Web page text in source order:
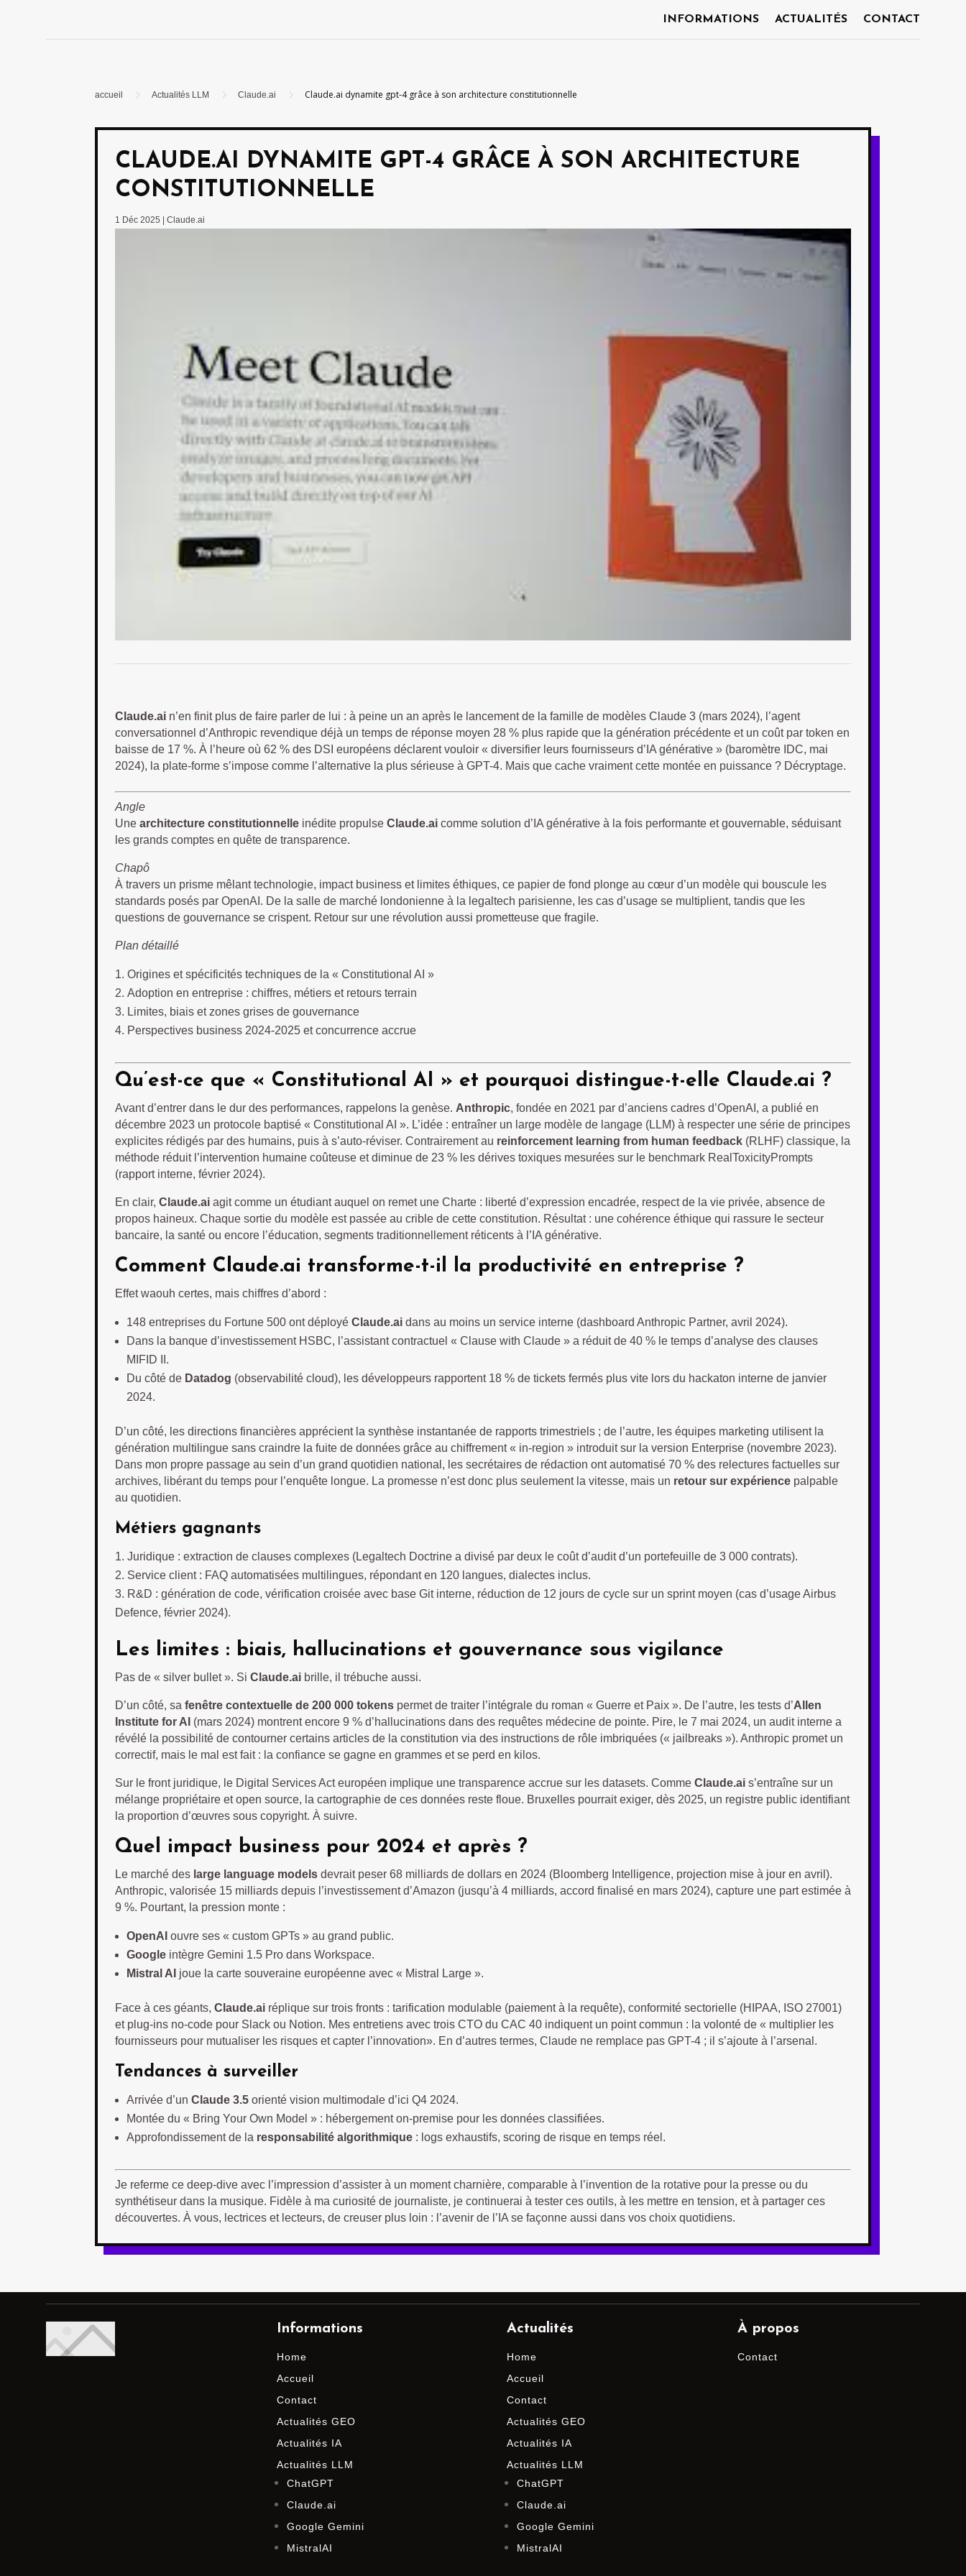
INFORMATIONS ACTUALITÉS CONTACT
accueil 5 Actualités LLM 5 Claude.ai 5 Claude.ai dynamite gpt-4 grâce à son architecture constitutionnelle
CLAUDE.AI DYNAMITE GPT-4 GRÂCE À SON ARCHITECTURE
CONSTITUTIONNELLE
1 Déc 2025 Claude.ai
Claude.ai n’en finit plus de faire parler de lui : à peine un an après le lancement de la famille de modèles Claude 3 (mars 2024), l’agent
conversationnel d’Anthropic revendique déjà un temps de réponse moyen 28 % plus rapide que la génération précédente et un coût par token en
baisse de 17 %. À l’heure où 62 % des DSI européens déclarent vouloir « diversifier leurs fournisseurs d’IA générative » (baromètre IDC, mai
2024), la plate-forme s’impose comme l’alternative la plus sérieuse à GPT-4. Mais que cache vraiment cette montée en puissance ? Décryptage.
Angle
Une architecture constitutionnelle inédite propulse Claude.ai comme solution d’IA générative à la fois performante et gouvernable, séduisant
les grands comptes en quête de transparence.
Chapô
À travers un prisme mêlant technologie, impact business et limites éthiques, ce papier de fond plonge au cœur d’un modèle qui bouscule les
standards posés par OpenAI. De la salle de marché londonienne à la legaltech parisienne, les cas d’usage se multiplient, tandis que les
questions de gouvernance se crispent. Retour sur une révolution aussi prometteuse que fragile.
Plan détaillé
Origines et spécificités techniques de la « Constitutional AI »
Adoption en entreprise : chiffres, métiers et retours terrain
Limites, biais et zones grises de gouvernance
Perspectives business 2024-2025 et concurrence accrue
Qu’est-ce que « Constitutional AI » et pourquoi distingue-t-elle Claude.ai ?
Avant d’entrer dans le dur des performances, rappelons la genèse. Anthropic, fondée en 2021 par d’anciens cadres d’OpenAI, a publié en
décembre 2023 un protocole baptisé « Constitutional AI ». L’idée : entraîner un large modèle de langage (LLM) à respecter une série de principes
explicites rédigés par des humains, puis à s’auto-réviser. Contrairement au reinforcement learning from human feedback (RLHF) classique, la
méthode réduit l’intervention humaine coûteuse et diminue de 23 % les dérives toxiques mesurées sur le benchmark RealToxicityPrompts
(rapport interne, février 2024).
En clair, Claude.ai agit comme un étudiant auquel on remet une Charte : liberté d’expression encadrée, respect de la vie privée, absence de
propos haineux. Chaque sortie du modèle est passée au crible de cette constitution. Résultat : une cohérence éthique qui rassure le secteur
bancaire, la santé ou encore l’éducation, segments traditionnellement réticents à l’IA générative.
Comment Claude.ai transforme-t-il la productivité en entreprise ?
Effet waouh certes, mais chiffres d’abord :
148 entreprises du Fortune 500 ont déployé Claude.ai dans au moins un service interne (dashboard Anthropic Partner, avril 2024).
Dans la banque d’investissement HSBC, l’assistant contractuel « Clause with Claude » a réduit de 40 % le temps d’analyse des clauses
MIFID II.
Du côté de Datadog (observabilité cloud), les développeurs rapportent 18 % de tickets fermés plus vite lors du hackaton interne de janvier
2024.
D’un côté, les directions financières apprécient la synthèse instantanée de rapports trimestriels ; de l’autre, les équipes marketing utilisent la
génération multilingue sans craindre la fuite de données grâce au chiffrement « in-region » introduit sur la version Enterprise (novembre 2023).
Dans mon propre passage au sein d’un grand quotidien national, les secrétaires de rédaction ont automatisé 70 % des relectures factuelles sur
archives, libérant du temps pour l’enquête longue. La promesse n’est donc plus seulement la vitesse, mais un retour sur expérience palpable
au quotidien.
Métiers gagnants
Juridique : extraction de clauses complexes (Legaltech Doctrine a divisé par deux le coût d’audit d’un portefeuille de 3 000 contrats).
Service client : FAQ automatisées multilingues, répondant en 120 langues, dialectes inclus.
R&D : génération de code, vérification croisée avec base Git interne, réduction de 12 jours de cycle sur un sprint moyen (cas d’usage Airbus
Defence, février 2024).
Les limites : biais, hallucinations et gouvernance sous vigilance
Pas de « silver bullet ». Si Claude.ai brille, il trébuche aussi.
D’un côté, sa fenêtre contextuelle de 200 000 tokens permet de traiter l’intégrale du roman « Guerre et Paix ». De l’autre, les tests d’Allen
Institute for AI (mars 2024) montrent encore 9 % d’hallucinations dans des requêtes médecine de pointe. Pire, le 7 mai 2024, un audit interne a
révélé la possibilité de contourner certains articles de la constitution via des instructions de rôle imbriquées (« jailbreaks »). Anthropic promet un
correctif, mais le mal est fait : la confiance se gagne en grammes et se perd en kilos.
Sur le front juridique, le Digital Services Act européen implique une transparence accrue sur les datasets. Comme Claude.ai s’entraîne sur un
mélange propriétaire et open source, la cartographie de ces données reste floue. Bruxelles pourrait exiger, dès 2025, un registre public identifiant
la proportion d’œuvres sous copyright. À suivre.
Quel impact business pour 2024 et après ?
Le marché des large language models devrait peser 68 milliards de dollars en 2024 (Bloomberg Intelligence, projection mise à jour en avril).
Anthropic, valorisée 15 milliards depuis l’investissement d’Amazon (jusqu’à 4 milliards, accord finalisé en mars 2024), capture une part estimée à
9 %. Pourtant, la pression monte :
OpenAI ouvre ses « custom GPTs » au grand public.
Google intègre Gemini 1.5 Pro dans Workspace.
Mistral AI joue la carte souveraine européenne avec « Mistral Large ».
Face à ces géants, Claude.ai réplique sur trois fronts : tarification modulable (paiement à la requête), conformité sectorielle (HIPAA, ISO 27001)
et plug-ins no-code pour Slack ou Notion. Mes entretiens avec trois CTO du CAC 40 indiquent un point commun : la volonté de « multiplier les
fournisseurs pour mutualiser les risques et capter l’innovation». En d’autres termes, Claude ne remplace pas GPT-4 ; il s’ajoute à l’arsenal.
Tendances à surveiller
Arrivée d’un Claude 3.5 orienté vision multimodale d’ici Q4 2024.
Montée du « Bring Your Own Model » : hébergement on-premise pour les données classifiées.
Approfondissement de la responsabilité algorithmique : logs exhaustifs, scoring de risque en temps réel.
Je referme ce deep-dive avec l’impression d’assister à un moment charnière, comparable à l’invention de la rotative pour la presse ou du
synthétiseur dans la musique. Fidèle à ma curiosité de journaliste, je continuerai à tester ces outils, à les mettre en tension, et à partager ces
découvertes. À vous, lectrices et lecteurs, de creuser plus loin : l’avenir de l’IA se façonne aussi dans vos choix quotidiens.
Informations
Home
Accueil
Contact
Actualités GEO
Actualités IA
Actualités LLM
ChatGPT
Claude.ai
Google Gemini
MistralAI
Actualités
Home
Accueil
Contact
Actualités GEO
Actualités IA
Actualités LLM
ChatGPT
Claude.ai
Google Gemini
MistralAI
À propos
Contact